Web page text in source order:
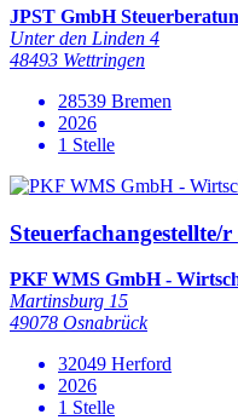
JPST GmbH
Unter den Linden 4
48493 Wettringen
28539 Bremen
2026
1 Stelle
Steuerfachangestellte/
PKF WMS GmbH -
Martinsburg 15
49078 Osnabrück
32049 Herford
2026
1 Stelle